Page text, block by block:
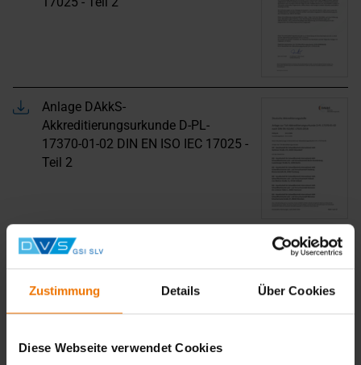
Zustimmung Details Über Cookies
Diese Webseite verwendet Cookies
Anlage DAkkS-
Akkreditierungsurkunde D-PL-
17370-01-02 DIN EN ISO IEC 17025 -
Teil 2
DAkkS-Akkreditierungsurkunde GSI-